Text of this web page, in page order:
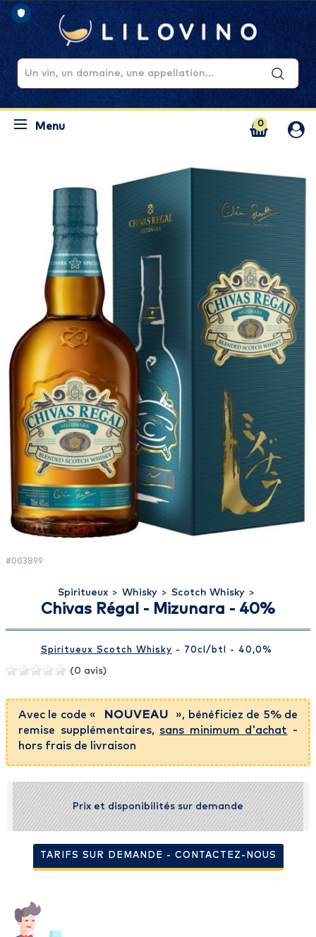
0
Menu
#003899
Spiritueux > Whisky > Scotch Whisky >
Chivas Régal - Mizunara - 40%
Spiritueux Scotch Whisky - 70cl /btl - 40,0%
(0 avis)
Avec le code « NOUVEAU
», bénéficiez de 5% de
remise supplémentaires,sans minimum d'achat -
hors frais de livraison
Prix et disponibilités sur demande
TARIFS SUR DEMANDE - CONTACTEZ-NOUS